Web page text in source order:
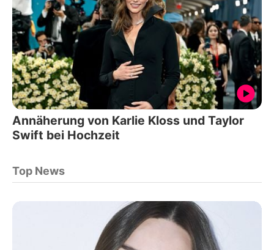
Annäherung von Karlie Kloss und Taylor
Swift bei Hochzeit
Top News